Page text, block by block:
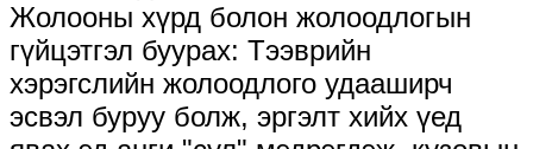
Жолооны хүрд болон жолоодлогын
гүйцэтгэл буурах: Тээврийн
хэрэгслийн жолоодлого удааширч
эсвэл буруу болж, эргэлт хийх үед